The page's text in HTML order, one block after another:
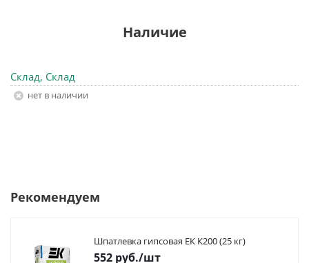
Наличие
Склад, Склад
Нет в наличии
Рекомендуем
Шпатлевка гипсовая ЕК К200 (25 кг)
552 руб./шт